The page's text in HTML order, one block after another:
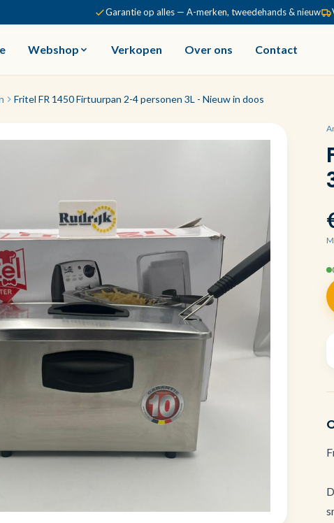
Garantie op alles — A-merken, tweedehands & nieuw
Webshop Verkopen Over ons Contact
Fritel FR 1450 Firtuurpan 2-4 personen 3L - Nieuw in doos